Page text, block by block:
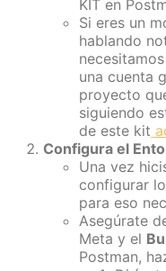
KIT en
Si eres un
hablando
una cuenta
proyecto
siguiendo
de este kit
Configura el
Una vez
configurar
para eso
Asegúrate
Meta y el
Postman,